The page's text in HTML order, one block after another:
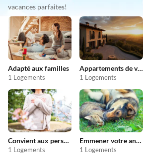
vacances parfaites!
Adapté aux familles
1 Logements
Appartements de vacances pas chers
1 Logements
Convient aux personnes allergiques
1 Logements
Emmener votre animal en vacances
1 Logements